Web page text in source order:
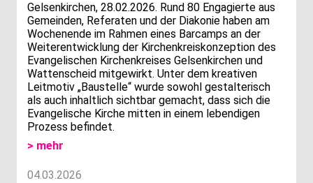
Gelsenkirchen, 28.02.2026. Rund 80 Engagierte aus
Gemeinden, Referaten und der Diakonie haben am
Wochenende im Rahmen eines Barcamps an der
Weiterentwicklung der Kirchenkreiskonzeption des
Evangelischen Kirchenkreises Gelsenkirchen und
Wattenscheid mitgewirkt. Unter dem kreativen
Leitmotiv „Baustelle“ wurde sowohl gestalterisch
als auch inhaltlich sichtbar gemacht, dass sich die
Evangelische Kirche mitten in einem lebendigen
Prozess befindet.
> mehr
04.03.2026